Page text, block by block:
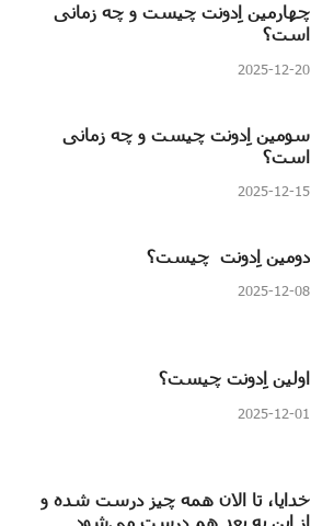
چهارمین اِدونت چیست و چه زمانی
است؟
2025-12-20
سومین اِدونت چیست و چه زمانی
است؟
2025-12-15
دومین اِدونت چیست؟
2025-12-08
اولین اِدونت چیست؟
2025-12-01
خدایا، تا الان همه چیز درست شده و
از این به بعد هم درست می‌شود